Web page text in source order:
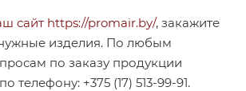
сайт https://promair.by/, закажите
изделия. По любым
по заказу продукции
телефону: +375 (17) 513-99-91.